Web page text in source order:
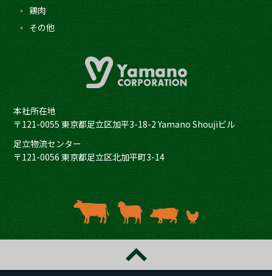
鶏肉
その他
本社所在地
〒121-0055 東京都足立区加平3-18-2 Yamano Shoujiビル
足立物流センター
〒121-0056 東京都足立区北加平町3-14